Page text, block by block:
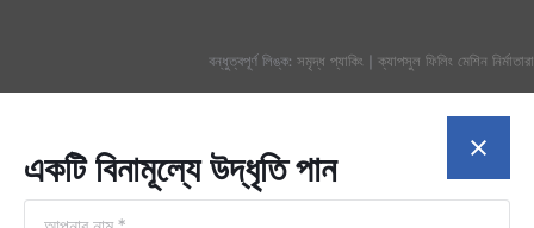
বন্ধুত্বপূর্ণ লিঙ্ক: সমৃদ্ধ প্যাকিং | ক্যাপসুল ফিলিং মেশিন নির্মাতারা
একটি বিনামূল্যে উদ্ধৃতি পান